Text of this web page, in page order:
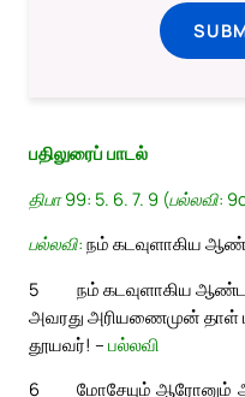
பதிலுரைப் பாடல்
திபா 99: 5. 6. 7. 9 (பல்லவி:
பல்லவி: நம் கடவுளாகிய
5
நம் கடவுளாகிய
அவரது அரியணைமுன்
தூயவர்! – பல்லவி
6
மோசேயும் ஆரோனும்